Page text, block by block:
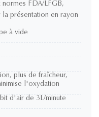
FDA/LFGB,
la présentation en rayon
à vide
plus de fraîcheur,
l'oxydation
d'air de 3L/minute